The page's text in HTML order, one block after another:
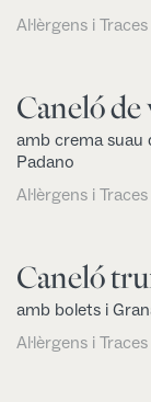
Al·lèrgens i
Caneló
amb crema suau
Padano
Al·lèrgens i
Caneló
amb bolets i
Al·lèrgens i